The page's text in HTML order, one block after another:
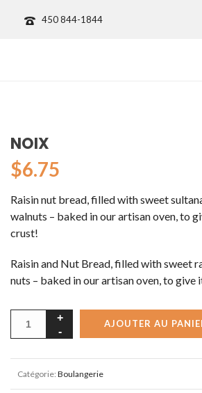
450 844-1844
NOIX
$6.75
Raisin nut bread, filled with sweet
walnuts – baked in our artisan oven, to
crust!
Raisin and Nut Bread, filled with sweet
nuts – baked in our artisan oven, to give
AJOUTER AU
Catégorie: Boulangerie